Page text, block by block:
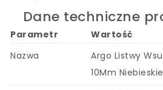
Dane techniczne
Parametr
Wartość
Nazwa
Argo Listwy
10Mm Niebieskie